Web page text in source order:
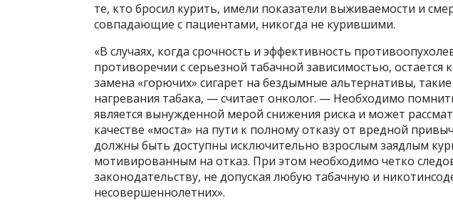
те, кто бросил курить, имели показатели выживаемости и
совпадающие с пациентами, никогда не курившими.
«В случаях, когда срочность и эффективность
противоречии с серьезной табачной зависимостью,
замена «горючих» сигарет на бездымные альтернативы,
нагревания табака, — считает онколог. — Необходимо
является вынужденной мерой снижения риска и может
качестве «моста» на пути к полному отказу от вредной
должны быть доступны исключительно взрослым заядлым
мотивированным на отказ. При этом необходимо четко
законодательству, не допуская любую табачную и
несовершеннолетних».